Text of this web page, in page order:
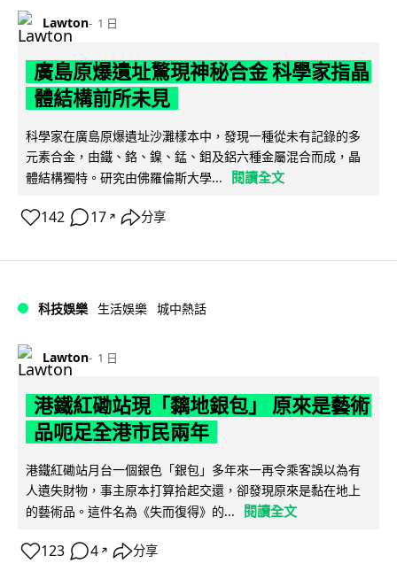
Lawton 1 日
廣島原爆遺址驚現神秘合金 科學家指晶
體結構前所未見
科學家在廣島原爆遺址沙灘樣本中，發現一種從未有記錄的多
元素合金，由鐵、鉻、鎳、錳、鉬及鋁六種金屬混合而成，晶
體結構獨特。研究由佛羅倫斯大學...
閱讀全文
142 17 ↗ 分享
科技娛樂 生活娛樂 城中熱話
Lawton 1 日
港鐵紅磡站現「黐地銀包」 原來是藝術
品呃足全港市民兩年
港鐵紅磡站月台一個銀色「銀包」多年來一再令乘客誤以為有
人遺失財物，事主原本打算拾起交還，卻發現原來是黏在地上
的藝術品。這件名為《失而復得》的...
閱讀全文
123 4 ↗ 分享